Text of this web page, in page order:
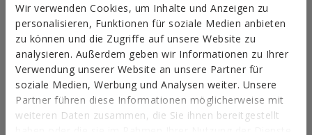
Wir verwenden Cookies, um Inhalte und Anzeigen zu
personalisieren, Funktionen für soziale Medien anbieten
zu können und die Zugriffe auf unsere Website zu
analysieren. Außerdem geben wir Informationen zu Ihrer
Verwendung unserer Website an unsere Partner für
soziale Medien, Werbung und Analysen weiter. Unsere
Partner führen diese Informationen möglicherweise mit
weiteren Daten zusammen, die Sie ihnen bereitgestellt
ONLINE-KATALOG
ZUGRIFF ZU DOWNLOADS
NEUHEITEN UND HIGHLIGHTS
TECHNISCHE AUSBILDUNG